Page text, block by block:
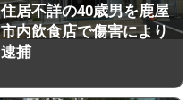
住居不詳の40歳男を鹿屋
市内飲食店で傷害により
逮捕